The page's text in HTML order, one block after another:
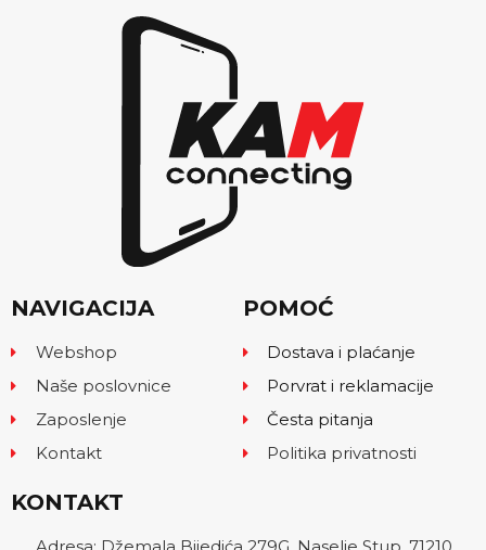
NAVIGACIJA
Webshop
Naše poslovnice
Zaposlenje
Kontakt
POMOĆ
Dostava i plaćanje
Porvrat i reklamacije
Česta pitanja
Politika privatnosti
KONTAKT